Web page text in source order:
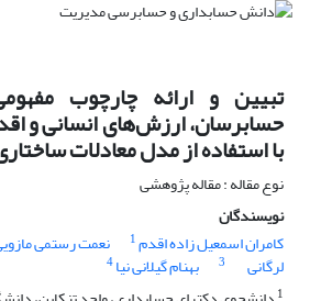
تبیین و ارائه چارچوب
حسابرسان، ارزش‌های انسانی و
با استفاده از مدل معادلات
نوع مقاله : مقاله پژوهشی
نویسندگان
کامران اسمعیل زاده اقدم1 نعمت رستمی
لرگانی 3 بهنام گیلانی نیا4
1